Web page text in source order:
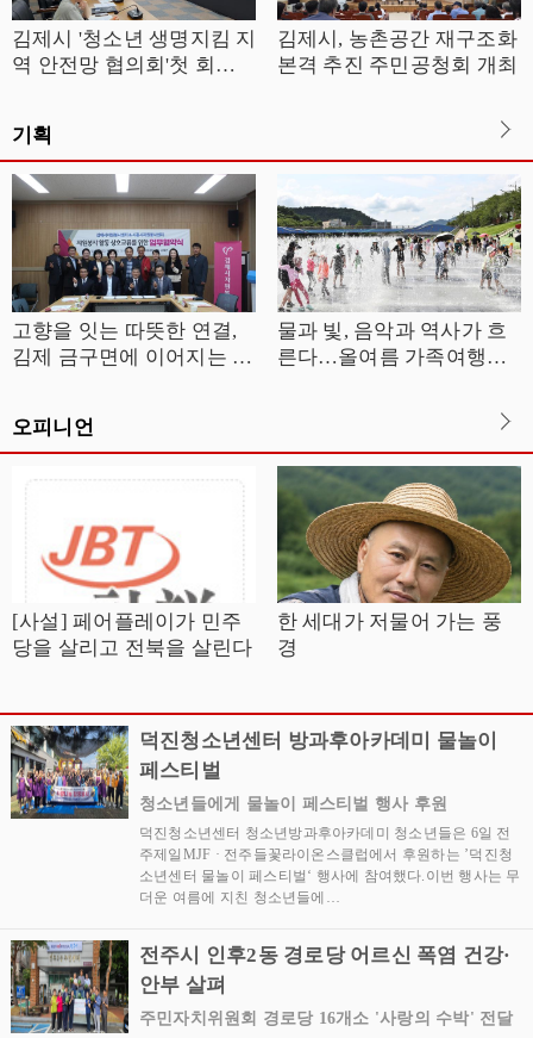
김제시 '청소년 생명지킴 지
역 안전망 협의회'첫 회의
김제시, 농촌공간 재구조화
본격 추진 주민공청회 개최
기획
고향을 잇는 따뜻한 연결,
김제 금구면에 이어지는 나
물과 빛, 음악과 역사가 흐
른다…올여름 가족여행은
오피니언
[사설] 페어플레이가 민주
당을 살리고 전북을 살린다
한 세대가 저물어 가는 풍
경
덕진청소년센터 방과후아카데미 물놀이
페스티벌
청소년들에게 물놀이 페스티벌 행사 후원
덕진청소년센터 청소년방과후아카데미 청소년들은 6일 전
주제일MJF · 전주들꽃라이온스클럽에서 후원하는 ’덕진청
소년센터 물놀이 페스티벌‘ 행사에 참여했다.이번 행사는 무
더운 여름에 지친 청소년들에…
전주시 인후2동 경로당 어르신 폭염 건강·
안부 살펴
주민자치위원회 경로당 16개소 '사랑의 수박' 전달